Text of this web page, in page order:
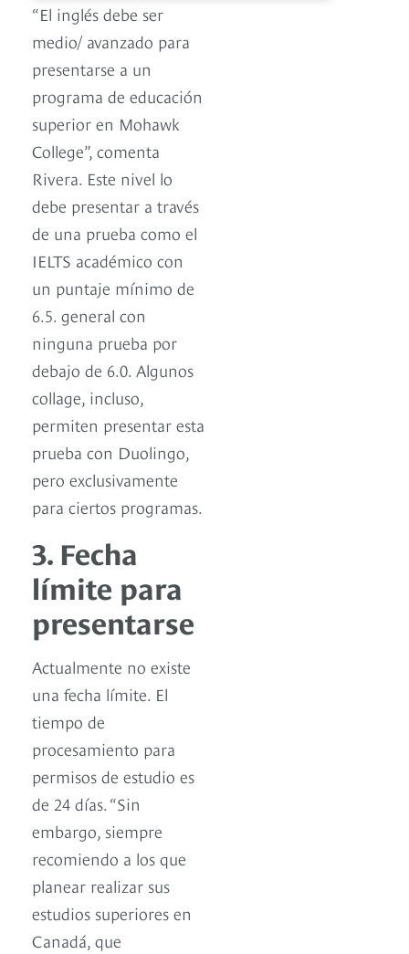
“El inglés debe ser
medio/ avanzado para
presentarse a un
programa de educación
superior en Mohawk
College”, comenta
Rivera. Este nivel lo
debe presentar a través
de una prueba como el
IELTS académico con
un puntaje mínimo de
6.5. general con
ninguna prueba por
debajo de 6.0. Algunos
collage, incluso,
permiten presentar esta
prueba con Duolingo,
pero exclusivamente
para ciertos programas.
3. Fecha
límite para
presentarse
Actualmente no existe
una fecha límite. El
tiempo de
procesamiento para
permisos de estudio es
de 24 días. “Sin
embargo, siempre
recomiendo a los que
planear realizar sus
estudios superiores en
Canadá, que